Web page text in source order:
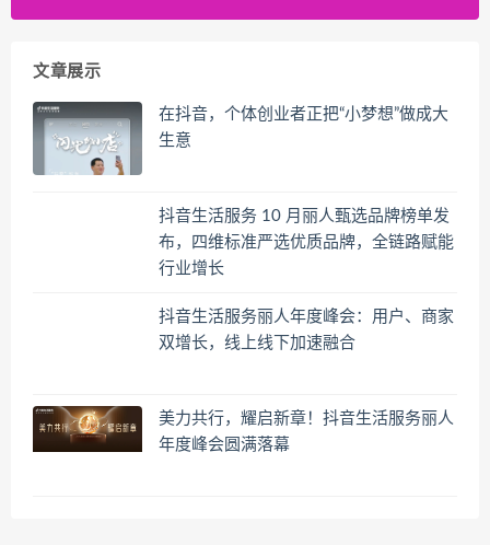
文章展示
在抖音，个体创业者正把“小梦想”做成大
生意
抖音生活服务 10 月丽人甄选品牌榜单发
布，四维标准严选优质品牌，全链路赋能
行业增长
抖音生活服务丽人年度峰会：用户、商家
双增长，线上线下加速融合
美力共行，耀启新章！抖音生活服务丽人
年度峰会圆满落幕